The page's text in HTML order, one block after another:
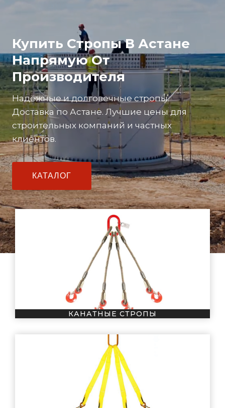
Купить Стропы В Астане
Напрямую От
Производителя
Надёжные и долговечные стропы.
Доставка по Астане. Лучшие цены для
строительных компаний и частных
клиентов.
КАТАЛОГ
КАНАТНЫЕ СТРОПЫ